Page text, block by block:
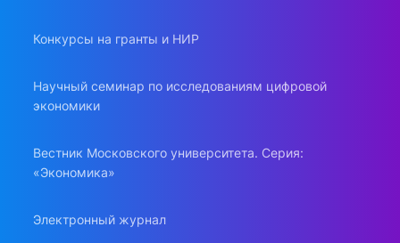
Конкурсы на гранты и НИР
Научный семинар по исследованиям цифровой
экономики
Вестник Московского университета. Серия:
«Экономика»
Электронный журнал